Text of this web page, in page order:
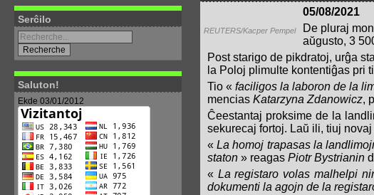
Serĉilo
Saluton!
Ekde 03/01/2012
REUTERS/Kacper Pempel
05/08/2021
De pluraj
aŭgusto, 3
Post starigo de pikdratoj, urĝa
la Poloj plimulte kontentiĝas pri
Tio « faciligos la laboron de la
mencias Katarzyna Zdanowicz,
Ĉeestantaj proksime de la
sekurecaj fortoj. Laŭ ili, tiuj
«La homoj trapasas la
staton» reagas Piotr Bystrianin
« La registaro volas malhelpi
dokumenti la agojn de la